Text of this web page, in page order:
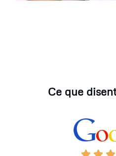
Ce que